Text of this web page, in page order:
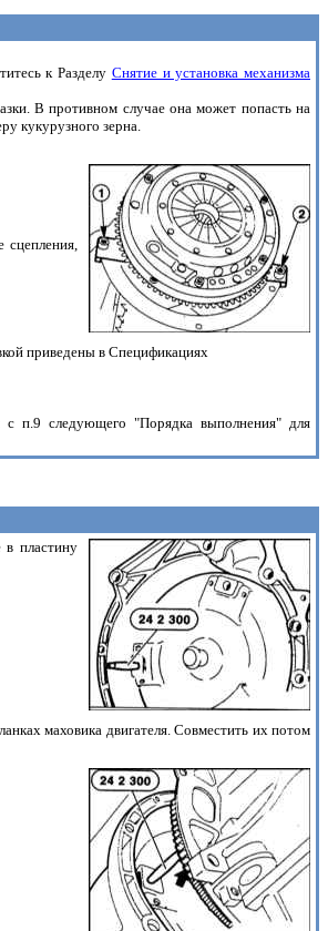
к Разделу Снятие и установка механизма
В противном случае она может попасть на
кукурузного зерна.
сцепления,
приведены в Спецификациях
с п.9 следующего "Порядка выполнения" для
в пластину
маховика двигателя. Совместить их потом